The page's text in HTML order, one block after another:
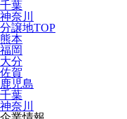
千葉
神奈川
分譲地TOP
熊本
福岡
大分
佐賀
鹿児島
千葉
神奈川